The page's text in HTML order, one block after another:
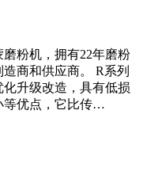
粉机，拥有22年磨粉
商和供应商。 R系列
升级改造，具有低损
等优点，它比传…